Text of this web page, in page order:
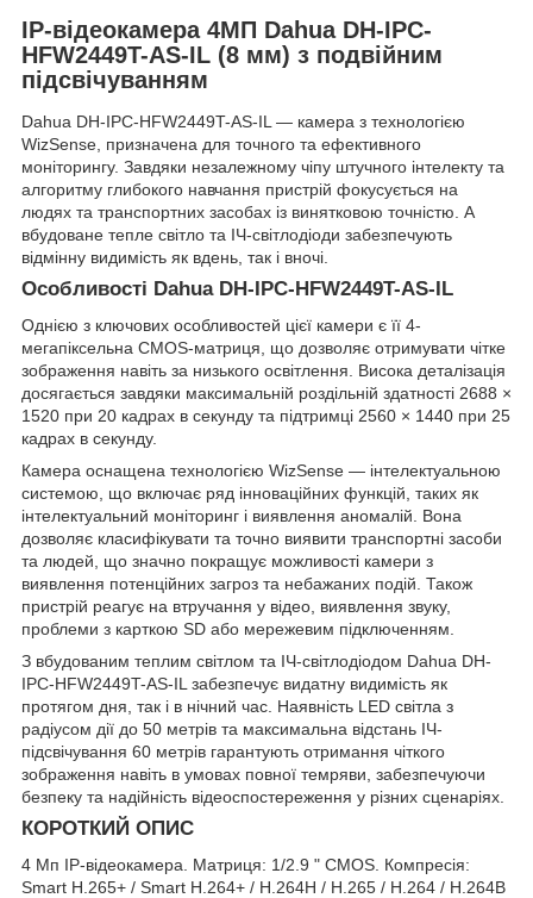
IP-відеокамера 4МП Dahua DH-IPC-
HFW2449T-AS-IL (8 мм) з подвійним
підсвічуванням
Dahua DH-IPC-HFW2449T-AS-IL — камера з технологією
WizSense, призначена для точного та ефективного
моніторингу. Завдяки незалежному чіпу штучного інтелекту та
алгоритму глибокого навчання пристрій фокусується на
людях та транспортних засобах із винятковою точністю. А
вбудоване тепле світло та ІЧ-світлодіоди забезпечують
відмінну видимість як вдень, так і вночі.
Особливості Dahua DH-IPC-HFW2449T-AS-IL
Однією з ключових особливостей цієї камери є її 4-
мегапіксельна CMOS-матриця, що дозволяє отримувати чітке
зображення навіть за низького освітлення. Висока деталізація
досягається завдяки максимальній роздільній здатності 2688 ×
1520 при 20 кадрах в секунду та підтримці 2560 × 1440 при 25
кадрах в секунду.
Камера оснащена технологією WizSense — інтелектуальною
системою, що включає ряд інноваційних функцій, таких як
інтелектуальний моніторинг і виявлення аномалій. Вона
дозволяє класифікувати та точно виявити транспортні засоби
та людей, що значно покращує можливості камери з
виявлення потенційних загроз та небажаних подій. Також
пристрій реагує на втручання у відео, виявлення звуку,
проблеми з карткою SD або мережевим підключенням.
З вбудованим теплим світлом та ІЧ-світлодіодом Dahua DH-
IPC-HFW2449T-AS-IL забезпечує видатну видимість як
протягом дня, так і в нічний час. Наявність LED світла з
радіусом дії до 50 метрів та максимальна відстань ІЧ-
підсвічування 60 метрів гарантують отримання чіткого
зображення навіть в умовах повної темряви, забезпечуючи
безпеку та надійність відеоспостереження у різних сценаріях.
КОРОТКИЙ ОПИС
4 Mп IP-відеокамера. Матриця: 1/2.9 " CMOS. Компресія:
Smart H.265+ / Smart H.264+ / H.264H / H.265 / H.264 / H.264B